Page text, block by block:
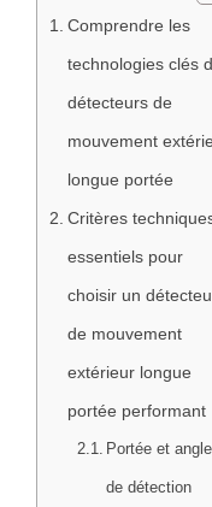
Comprendre les
technologies clés
détecteurs de
mouvement
longue portée
Critères
essentiels pour
choisir un
de mouvement
extérieur longue
portée performant
Portée et angle
de détection